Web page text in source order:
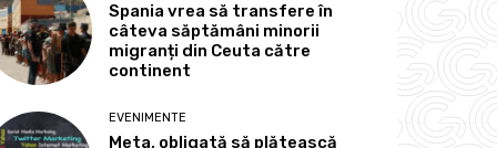
Spania vrea să transfere în
câteva săptămâni minorii
migranți din Ceuta către
continent
EVENIMENTE
Meta, obligată să plătească